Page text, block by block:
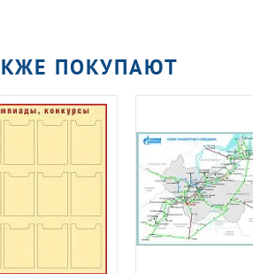
ПОКУПАЮТ